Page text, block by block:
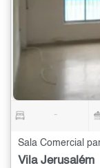
-
Sala Comercial
Vila Jerusalém